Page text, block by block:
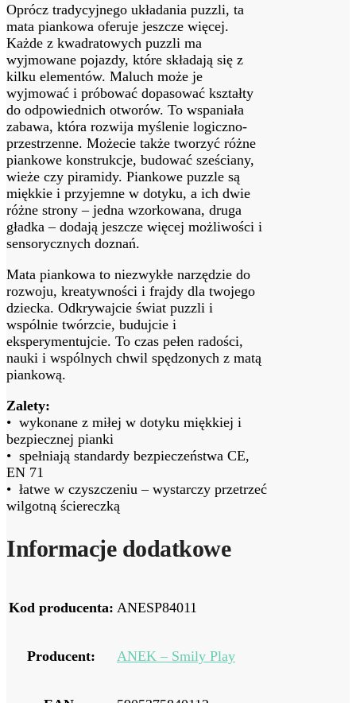
Oprócz tradycyjnego układania puzzli, ta
mata piankowa oferuje jeszcze więcej.
Każde z kwadratowych puzzli ma
wyjmowane pojazdy, które składają się z
kilku elementów. Maluch może je
wyjmować i próbować dopasować kształty
do odpowiednich otworów. To wspaniała
zabawa, która rozwija myślenie logiczno-
przestrzenne. Możecie także tworzyć różne
piankowe konstrukcje, budować sześciany,
wieże czy piramidy. Piankowe puzzle są
miękkie i przyjemne w dotyku, a ich dwie
różne strony – jedna wzorkowana, druga
gładka – dodają jeszcze więcej możliwości i
sensorycznych doznań.
Mata piankowa to niezwykłe narzędzie do
rozwoju, kreatywności i frajdy dla twojego
dziecka. Odkrywajcie świat puzzli i
wspólnie twórzcie, budujcie i
eksperymentujcie. To czas pełen radości,
nauki i wspólnych chwil spędzonych z matą
piankową.
Zalety:
• wykonane z miłej w dotyku miękkiej i
bezpiecznej pianki
• spełniają standardy bezpieczeństwa CE,
EN 71
• łatwe w czyszczeniu – wystarczy przetrzeć
wilgotną ściereczką
Informacje dodatkowe
Kod producenta: ANESP84011
Producent: ANEK – Smily Play